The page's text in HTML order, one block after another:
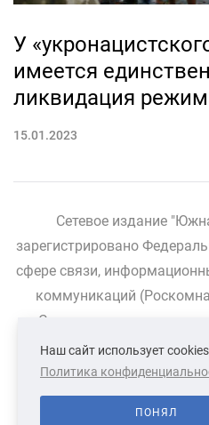
У
имеется
ликвидация
15.01.2023
Сетевое издание
зарегистрировано
сфере связи,
коммуникаций
Свидетельство о
СВЯЗАТЬСЯ С
Наш сайт использует cookies
Политика
ПОНЯЛ